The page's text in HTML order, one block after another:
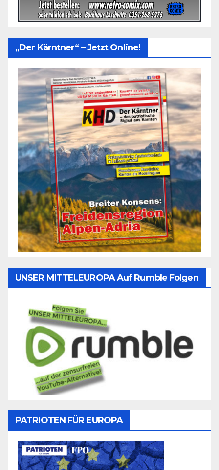
„Der Kärntner“ – Jetzt Online!
UNSER MITTELEUROPA Auf Rumble Folgen
PATRIOTEN FÜR EUROPA